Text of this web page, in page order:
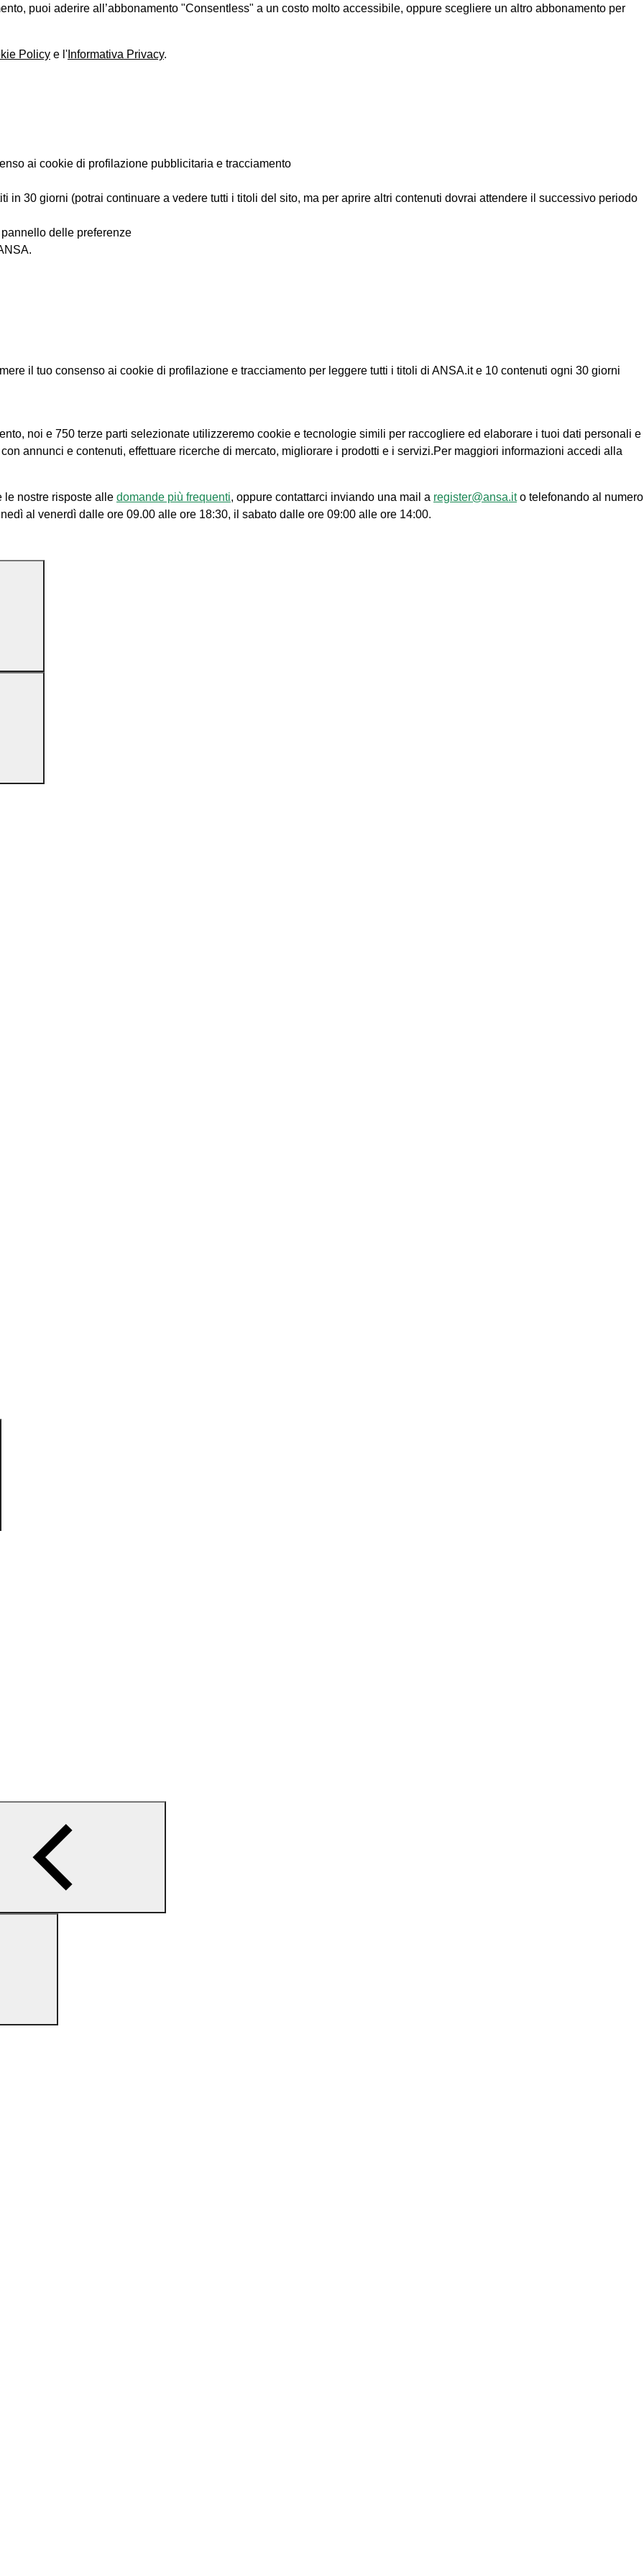
puoi aderire all’abbonamento "Consentless" a un costo molto accessibile, oppure scegliere un altro abbonamento per
Policy e l' Informativa Privacy.
ai cookie di profilazione pubblicitaria e tracciamento
in 30 giorni (potrai continuare a vedere tutti i titoli del sito, ma per aprire altri contenuti dovrai attendere il successivo periodo
delle preferenze
il tuo consenso ai cookie di profilazione e tracciamento per leggere tutti i titoli di ANSA.it e 10 contenuti ogni 30 giorni
noi e 750 terze parti selezionate utilizzeremo cookie e tecnologie simili per raccogliere ed elaborare i tuoi dati personali e
annunci e contenuti, effettuare ricerche di mercato, migliorare i prodotti e i servizi.Per maggiori informazioni accedi alla
le nostre risposte alle domande più frequenti, oppure contattarci inviando una mail a register@ansa.ito telefonando al numero
al venerdì dalle ore 09.00 alle ore 18:30, il sabato dalle ore 09:00 alle ore 14:00.